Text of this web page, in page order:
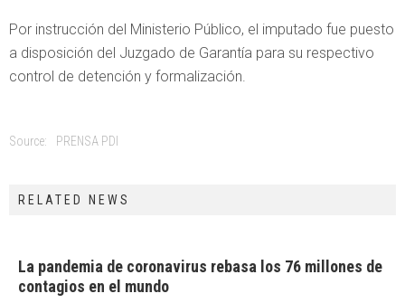
Por instrucción del Ministerio Público, el imputado fue puesto
a disposición del Juzgado de Garantía para su respectivo
control de detención y formalización.
Source: PRENSA PDI
RELATED NEWS
La pandemia de coronavirus rebasa los 76 millones de
contagios en el mundo